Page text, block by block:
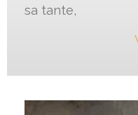
sa tante,